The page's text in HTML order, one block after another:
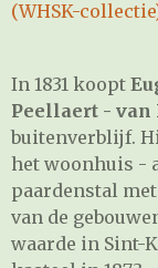
(WHSK-
In 1831 koopt
Peellaert - van
buitenverblijf.
het woonhuis -
paardenstal
van de
waarde in Sint-